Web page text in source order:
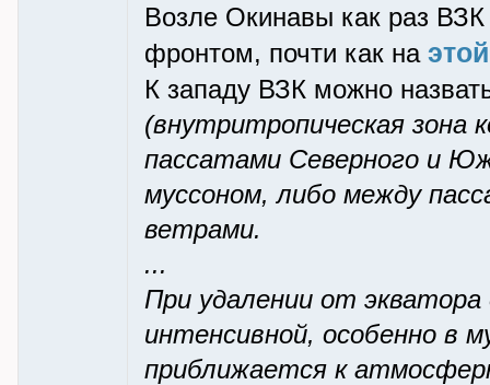
Возле Окинавы как pаз
фpонтом, почти как на
К западу ВЗК можно
(внутритропическая зона
пассатами Северного и
муссоном, либо между
ветрами.
...
При удалении от
интенсивной, особенно в
приближается к